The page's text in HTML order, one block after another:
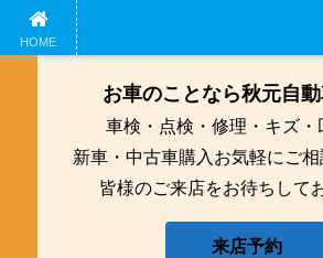
ホーム
お車のことなら秋元自
車検・点検・修理・キズ・
新車・中古車購入お気軽にご相
皆様のご来店をお待ちして
来店予約
HOME